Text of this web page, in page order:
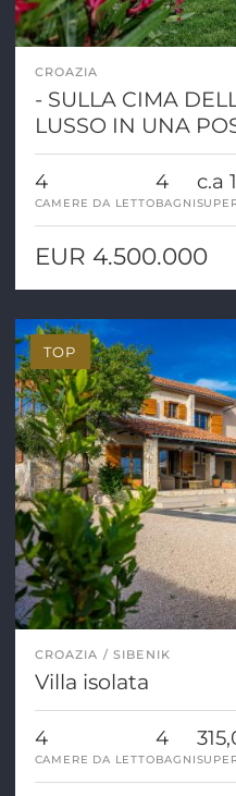
CROAZIA
- SULLA CIMA
LUSSO IN UNA
CON VISTA
4
CAMERE DA LETTO
4
BAGNI
c.a
EUR 4.500.000
CROAZIA SIBENIK
Villa isolata
4
CAMERE DA LETTO
4
BAGNI
TOP